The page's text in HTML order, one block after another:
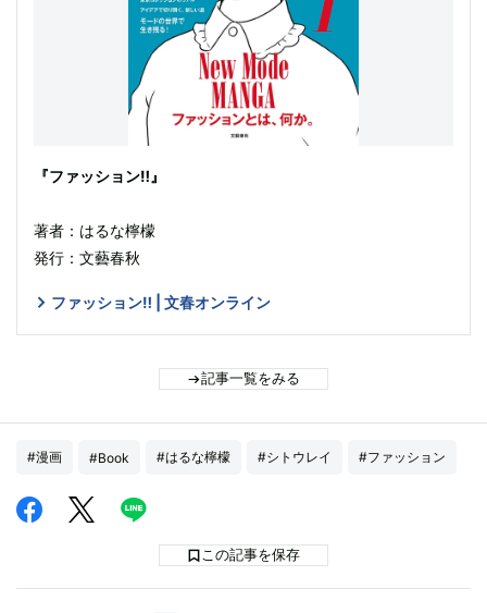
『ファッション‼︎』
著者：はるな檸檬
発行：文藝春秋
ファッション‼︎ | 文春オンライン
記事一覧をみる
#漫画 #Book #はるな檸檬 #シトウレイ #ファッション
この記事を保存